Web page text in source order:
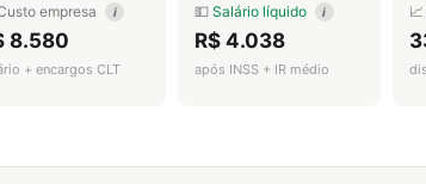
empresa i
8.580
+ encargos CLT
💵 Salário líquido i
R$ 4.038
após INSS + IR médio